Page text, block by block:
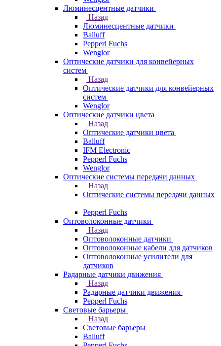
Люминесцентные датчики
Назад
Люминесцентные датчики
Balluff
Pepperl Fuchs
Wenglor
Оптические датчики для конвейерных
систем
Назад
Оптические датчики для конвейерных
систем
Wenglor
Оптические датчики цвета
Назад
Оптические датчики цвета
Balluff
IFM Electronic
Pepperl Fuchs
Wenglor
Оптические системы передачи данных
Назад
Оптические системы передачи данных
Pepperl Fuchs
Оптоволоконные датчики
Назад
Оптоволоконные датчики
Оптоволоконные кабели для датчиков
Оптоволоконные усилители для
датчиков
Радарные датчики движения
Назад
Радарные датчики движения
Pepperl Fuchs
Световые барьеры
Назад
Световые барьеры
Balluff